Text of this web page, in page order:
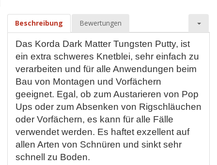
Beschreibung Bewertungen
Das Korda Dark Matter Tungsten Putty, ist
ein extra schweres Knetblei, sehr einfach zu
verarbeiten und für alle Anwendungen beim
Bau von Montagen und Vorfächern
geeignet. Egal, ob zum Austarieren von Pop
Ups oder zum Absenken von Rigschläuchen
oder Vorfächern, es kann für alle Fälle
verwendet werden. Es haftet exzellent auf
allen Arten von Schnüren und sinkt sehr
schnell zu Boden.